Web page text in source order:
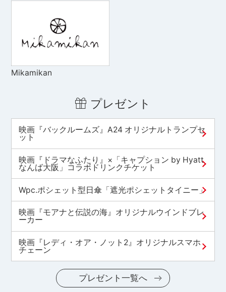
Mikamikan
プレゼント
映画『バックルームズ』A24 オリジナルトランプセ
ット
映画『ドラマなふたり』×「キャプション by Hyatt
なんば大阪」コラボドリンクチケット
Wpc.ポシェット型日傘「遮光ポシェットタイニー」
映画『モアナと伝説の海』オリジナルウインドブレ
ーカー
映画『レディ・オア・ノット2』オリジナルスマホ
チェーン
プレゼント一覧へ